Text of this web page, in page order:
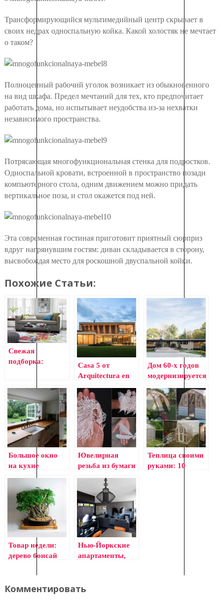
Трансформирующийся мультимедийный центр скрывает в
своих недрах односпальную койка. Какой холостяк не мечтает
о таком?
Полноценный рабочий уголок возникает из обыкновенного
на вид шкафа. Предел мечтаний для тех, кто предпочитает
работать дома, но испытывает неудобства из-за нехватки
независимого пространства.
Потрясающая многофункциональная стенка для подростков.
Односпальной кровати, встроенной в пространство позади
компьютерного стола, одним движением можно придать
вертикальное поза, и стол окажется под ней.
Эта современная гостиная приготовит приятный сюрприз
вдруг нагрянувшим гостям: диван складывается в сторону,
высвобождая место для роскошной двуспальной койки.
Похожие Статьи:
Свежая
подборка:
кофейные
столики
Casa 5 от
Arquitectura en
(Колумбия)
Дом 60-х годов
модернизируется,
изюминки
Большое окно
на кухне
Ювелирная
резьба из бумаги
мастера
Теплица своими
руками: 10
Товар недели:
дерево бонсай
Нью-Йоркские
апартаменты,
Форда и Роя
Комментировать